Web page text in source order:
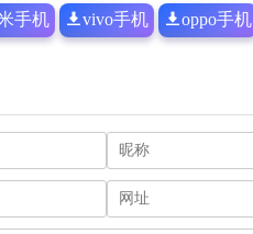
手机 vivo手机 oppo手机